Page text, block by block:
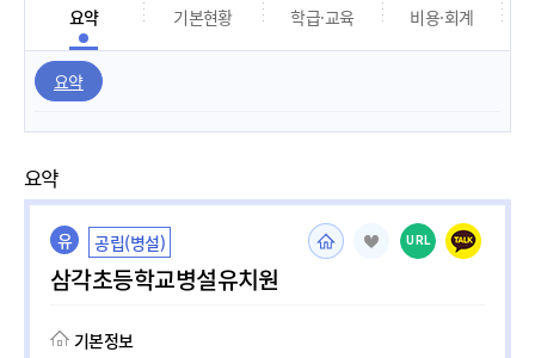
요약 기본현황 학급·교육 비용·회계
요약
요약
유 공립(병설)
삼각초등학교병설유치원
URL
기본정보